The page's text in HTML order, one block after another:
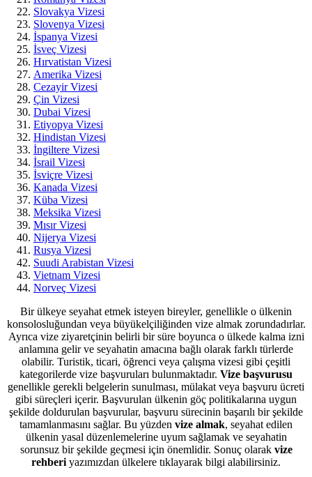
Slovakya Vizesi
Slovenya Vizesi
İspanya Vizesi
İsveç Vizesi
Hırvatistan Vizesi
Amerika Vizesi
Cezayir Vizesi
Çin Vizesi
Dubai Vizesi
Etiyopya Vizesi
Hindistan Vizesi
İngiltere Vizesi
İsrail Vizesi
İsviçre Vizesi
Kanada Vizesi
Küba Vizesi
Meksika Vizesi
Mısır Vizesi
Nijerya Vizesi
Rusya Vizesi
Suudi Arabistan Vizesi
Vietnam Vizesi
Norveç Vizesi
Bir ülkeye seyahat etmek isteyen bireyler, genellikle o ülkenin
konsolosluğundan veya büyükelçiliğinden vize almak zorundadırlar.
Ayrıca vize ziyaretçinin belirli bir süre boyunca o ülkede kalma izni
anlamına gelir ve seyahatin amacına bağlı olarak farklı türlerde
olabilir. Turistik, ticari, öğrenci veya çalışma vizesi gibi çeşitli
kategorilerde vize başvuruları bulunmaktadır. Vize başvurusu
genellikle gerekli belgelerin sunulması, mülakat veya başvuru ücreti
gibi süreçleri içerir. Başvurulan ülkenin göç politikalarına uygun
şekilde doldurulan başvurular, başvuru sürecinin başarılı bir şekilde
tamamlanmasını sağlar. Bu yüzden vize almak, seyahat edilen
ülkenin yasal düzenlemelerine uyum sağlamak ve seyahatin
sorunsuz bir şekilde geçmesi için önemlidir. Sonuç olarak vize
rehberi yazımızdan ülkelere tıklayarak bilgi alabilirsiniz.